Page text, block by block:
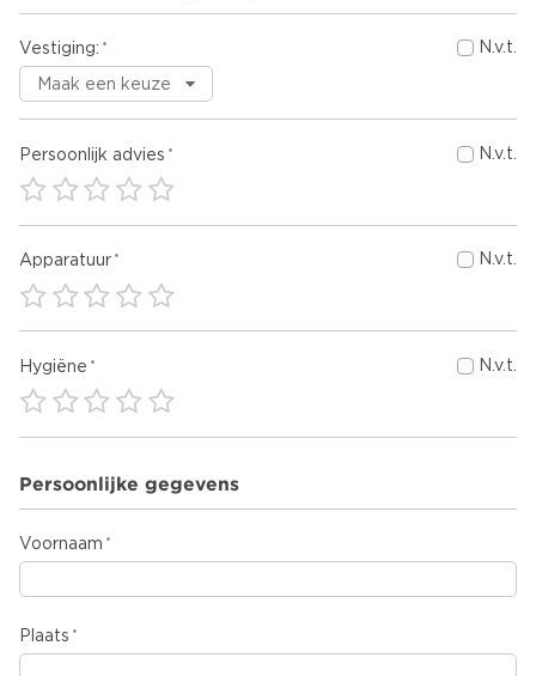
Vestiging: N.v.t.
Persoonlijk advies N.v.t.
Apparatuur N.v.t.
Hygiëne N.v.t.
Persoonlijke gegevens
Voornaam
Plaats